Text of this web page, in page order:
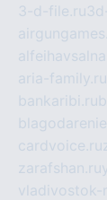
3-d-file.ru
aria-family.ru
bankaribi.ru
cardvoice.ru
zarafshan.ru
vladivostok-